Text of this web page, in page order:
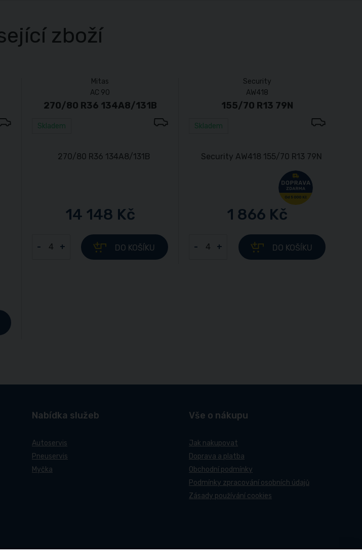
zboží
Mitas
AC 90
270/80 R36 134A8/131B
Skladem
14 148 Kč
- + DO KOŠÍKU
Security
AW418
155/70 R13 79N
Skladem
1 866 Kč
- + DO KOŠÍKU
Nabídka služeb
Autoservis
Pneuservis
Myčka
Vše o nákupu
Jak nakupovat
Doprava a platba
Obchodní podmínky
Podmínky zpracování osobních údajů
Zásady používání cookies